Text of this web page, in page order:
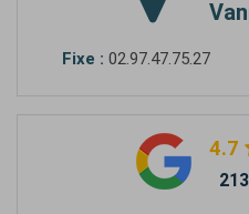
Fixe : 02.97.47.75.27
4.7